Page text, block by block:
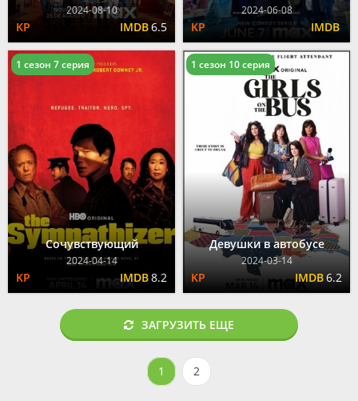
2024-08-10
6.5
2024-06-08
Сочувствующий
2024-04-14
8.2
1 сезон 7 серия
Девушки в автобусе
2024-03-14
6.2
1 сезон 10 серия
ЗАГРУЗИТЬ ЕЩЕ
1 2